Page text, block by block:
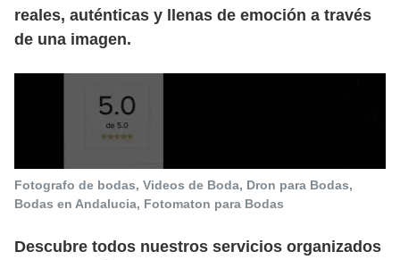
reales, auténticas y llenas de emoción a través
de una imagen.
Fotografo de bodas, Videos de Boda, Dron para Bodas,
Bodas en Andalucia, Fotomaton para Bodas
Descubre todos nuestros servicios organizados